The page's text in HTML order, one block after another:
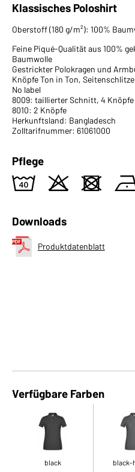
Klassisches Poloshirt
Oberstoff (180 g/m²): 100%
Feine Piqué-Qualität aus 100%
Baumwolle
Gestrickter Polokragen und
Knöpfe Ton in Ton, Seitenschlitze
No label
8009: taillierter Schnitt, 4 Knöpfe
8010: 2 Knöpfe
Herkunftsland: Bangladesch
Zolltarifnummer: 61061000
Pflege
8 o d
Downloads
Produktdatenblatt
Verfügbare Farben
black black-